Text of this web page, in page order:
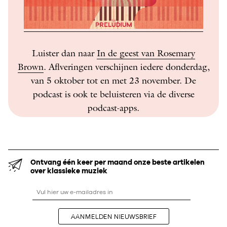
Luister dan naar In de geest van Rosemary
Brown. Aflveringen verschijnen iedere donderdag,
van 5 oktober tot en met 23 november. De
podcast is ook te beluisteren via de diverse
podcast-apps.
Ontvang één keer per maand onze beste artikelen
over klassieke muziek
AANMELDEN NIEUWSBRIEF